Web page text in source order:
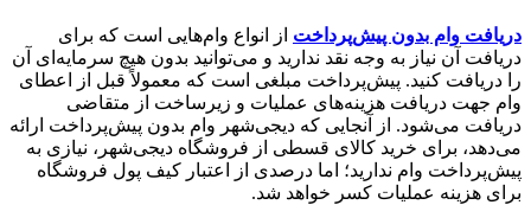
دریافت وام بدون پیش‌پرداخت از انواع وام‌هایی است که برای
دریافت آن نیاز به وجه نقد ندارید و می‌توانید بدون هیچ سرمایه‌ای آن
را دریافت کنید. پیش‌پرداخت مبلغی است که معمولاً قبل از اعطای
وام جهت دریافت هزینه‌های عملیات و زیرساخت از متقاضی
دریافت می‌شود. از آنجایی که دیجی‌شهر وام بدون پیش‌پرداخت ارائه
می‌دهد، برای خرید کالای قسطی از فروشگاه دیجی‌شهر، نیازی به
پیش‌پرداخت وام ندارید؛ اما درصدی از اعتبار کیف پول فروشگاه
برای هزینه عملیات کسر خواهد شد.